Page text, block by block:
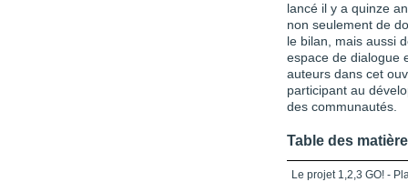
lancé il y a quinze
non seulement de
le bilan, mais aussi
espace de dialogue
auteurs dans cet
participant au
des communautés.
Table des
Le projet 1,2,3 GO! -